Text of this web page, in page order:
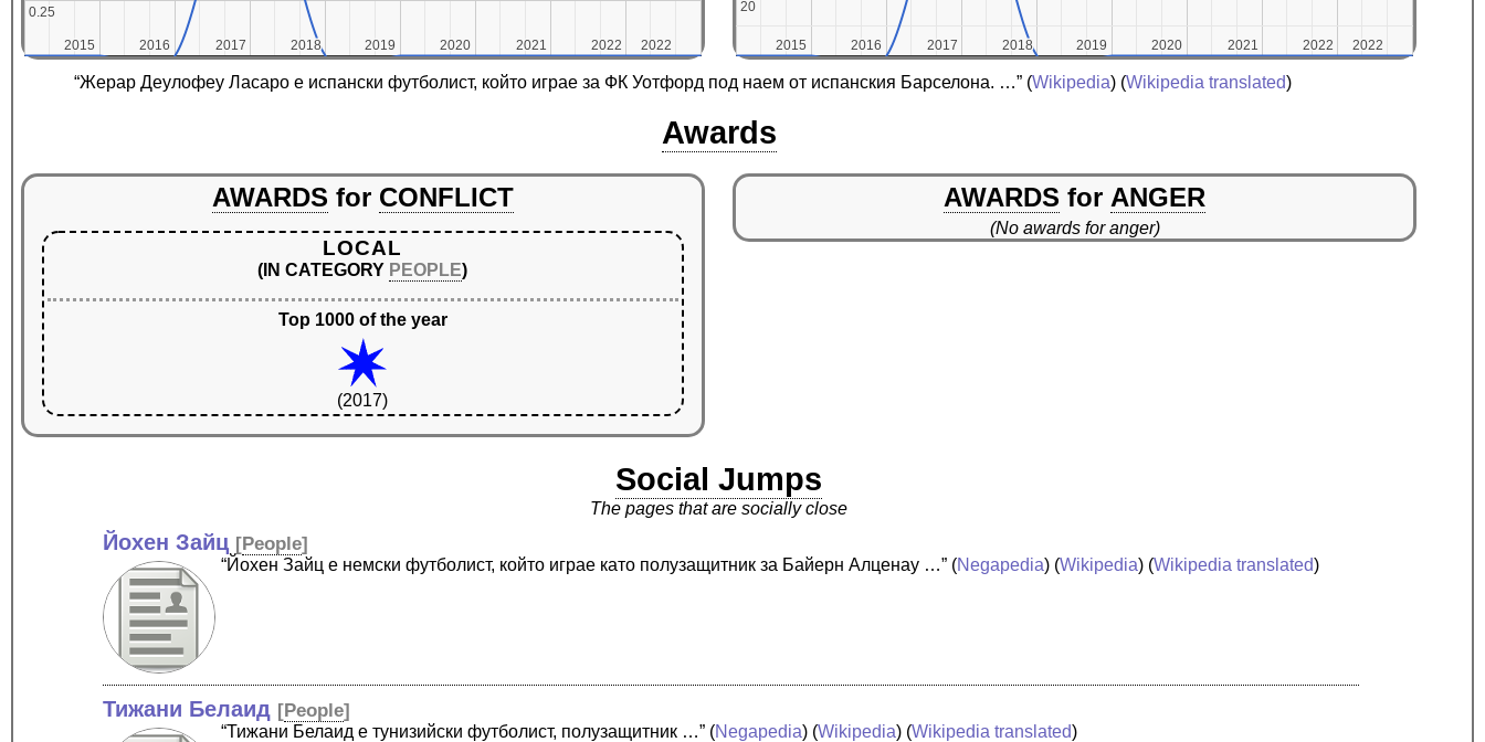
2015
2015 2016
2016 2017
2017 2018
2018 2019
2019 2020
2020 2021
2021 2022
2022 2022
2022
0.25
0.25
2015
2015 2016
2016 2017
2017 2018
2018 2019
2019 2020
2020 2021
2021 2022
2022 2022
2022
20
20
“Жерар Деулофеу Ласаро е испански футболист, който играе за ФК Уотфорд под наем от испанския Барселона. …” (Wikipedia) (Wikipedia translated)
Awards
AWARDS for CONFLICT
LOCAL
(IN CATEGORY PEOPLE)
Top 1000 of the year
(2017)
AWARDS for ANGER
(No awards for anger)
Social Jumps
The pages that are socially close
Йохен Зайц [People]
“Йохен Зайц е немски футболист, който играе като полузащитник за Байерн Алценау …” (Negapedia) (Wikipedia) (Wikipedia translated)
Тижани Белаид [People]
“Тижани Белаид е тунизийски футболист, полузащитник …” (Negapedia) (Wikipedia) (Wikipedia translated)